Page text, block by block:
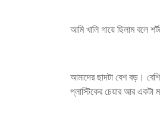
আমি খালি গায়ে ছিলাম বলে
আমাদের ছাদটা বেশ বড়।
প্লাস্টিকের চেয়ার আর